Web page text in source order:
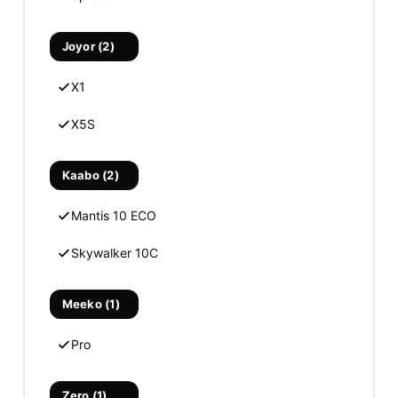
Joyor (2)
X1
X5S
Kaabo (2)
Mantis 10 ECO
Skywalker 10C
Meeko (1)
Pro